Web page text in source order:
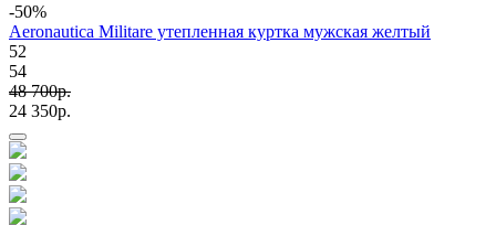
-50%
Aeronautica Militare утепленная куртка мужская желтый
52
54
48 700p.
24 350p.